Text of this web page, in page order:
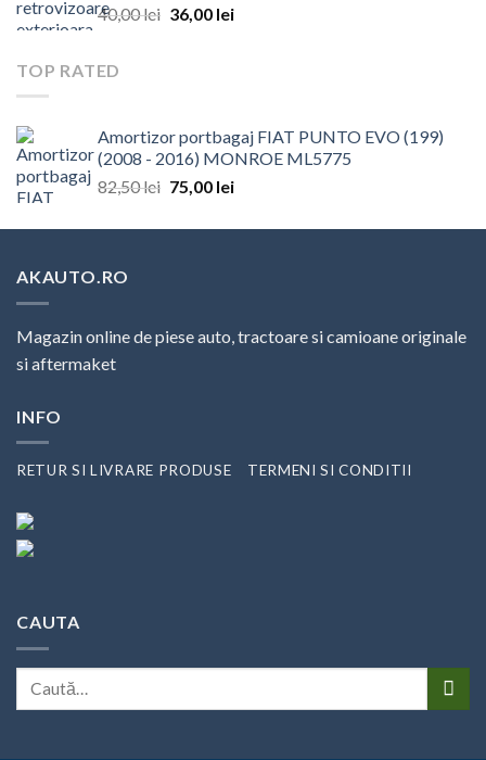
40,00lei Prețul
36,00 leiPrețul
TOP RATED
Amortizor portbagaj FIAT PUNTO EVO (199)
(2008 - 2016) MONROE ML5775
82,50lei Prețul
a
75,00 leiPrețul
este:
AKAUTO.RO
Magazin online de piese auto, tractoare si camioane originale
si aftermaket
INFO
RETUR SI LIVRARE PRODUSE TERMENI SI CONDITII
CAUTA
Caută